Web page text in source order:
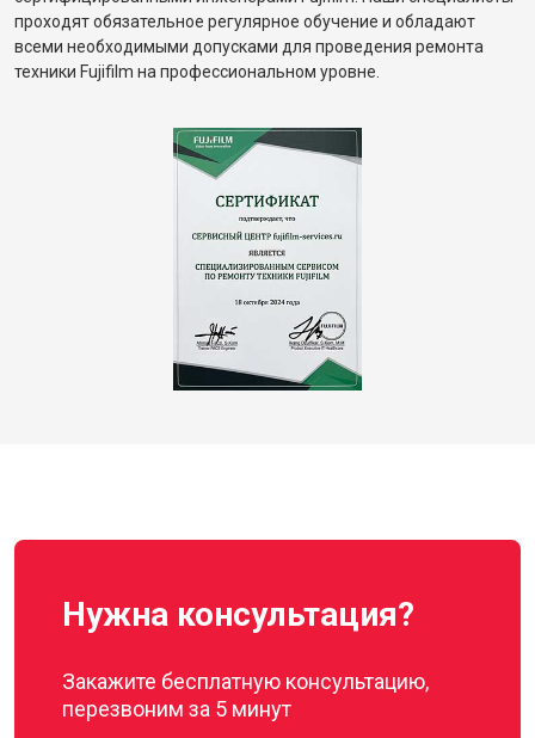
проходят обязательное регулярное обучение и обладают
всеми необходимыми допусками для проведения ремонта
техники Fujifilm на профессиональном уровне.
Нужна консультация?
Закажите бесплатную консультацию,
перезвоним за 5 минут